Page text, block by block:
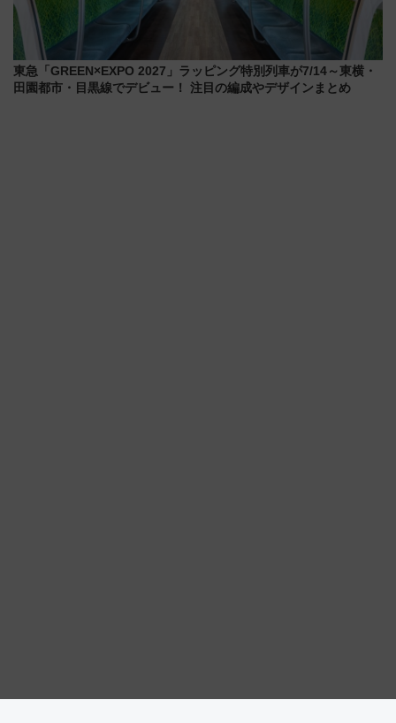
東急「GREEN×EXPO 2027」ラッピング特別列車が7/14～東横・
田園都市・目黒線でデビュー！ 注目の編成やデザインまとめ